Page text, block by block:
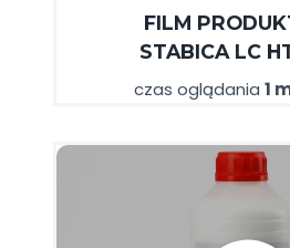
FILM
STABICA LC
czas oglądania 1